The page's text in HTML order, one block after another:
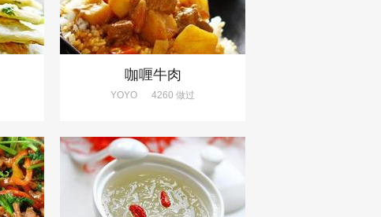
咖喱牛肉
YOYO 4260 做过